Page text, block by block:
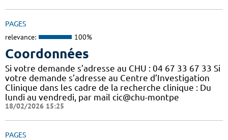
PAGES
relevance: 100%
Coordonnées
Si votre demande s’adresse au CHU : 04 67 33 67 33 Si
votre demande s’adresse au Centre d’Investigation
Clinique dans les cadre de la recherche clinique : Du
lundi au vendredi, par mail cic@chu-montpe
18/02/2026 15:25
PAGES